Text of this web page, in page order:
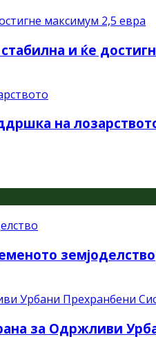
и ќе
на
земјоделство
за Одржливи